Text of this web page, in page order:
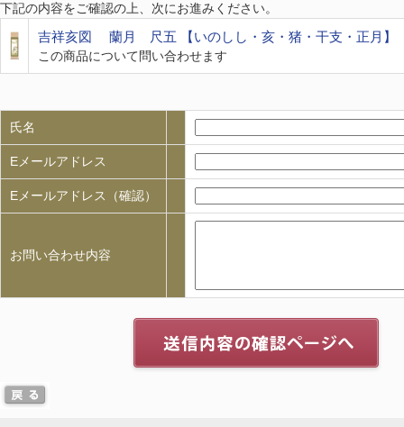
下記の内容をご確認の上、次にお進みください。
吉祥亥図 蘭月 尺五 【いのしし・亥・猪・干支・正月】
この商品について問い合わせます
氏名
Eメールアドレス
Eメールアドレス（確認）
お問い合わせ内容